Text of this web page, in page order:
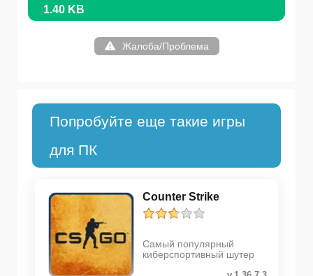
1.40 KB
Жалоба/Проблема
Попробуйте еще такие игры
для ПК
Counter Strike
Самый популярный
киберспортивный шутер